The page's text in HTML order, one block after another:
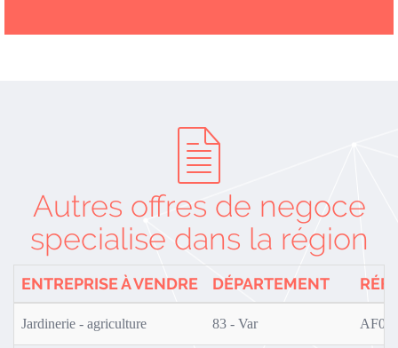
Autres offres de negoce
specialise dans la région
ENTREPRISE À VENDRE DÉPARTEMENT
Jardinerie - agriculture 83 - Var